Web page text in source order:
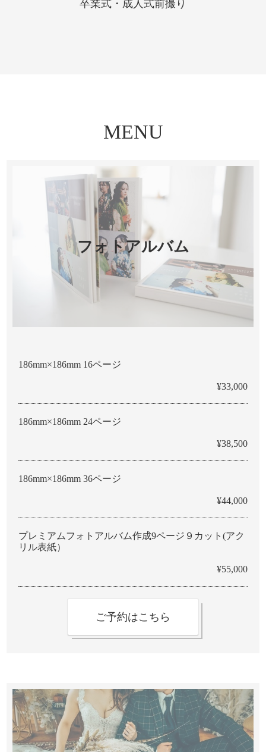
卒業式・成人式前撮り
MENU
フォトアルバム
186mm×186mm 16ページ
¥33,000
186mm×186mm 24ページ
¥38,500
186mm×186mm 36ページ
¥44,000
プレミアムフォトアルバム作成9ページ９カット(アク
リル表紙）
¥55,000
ご予約はこちら